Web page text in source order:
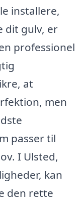
installere,
dit gulv, er
professionel
at
men
passer til
I Ulsted,
kan
den rette